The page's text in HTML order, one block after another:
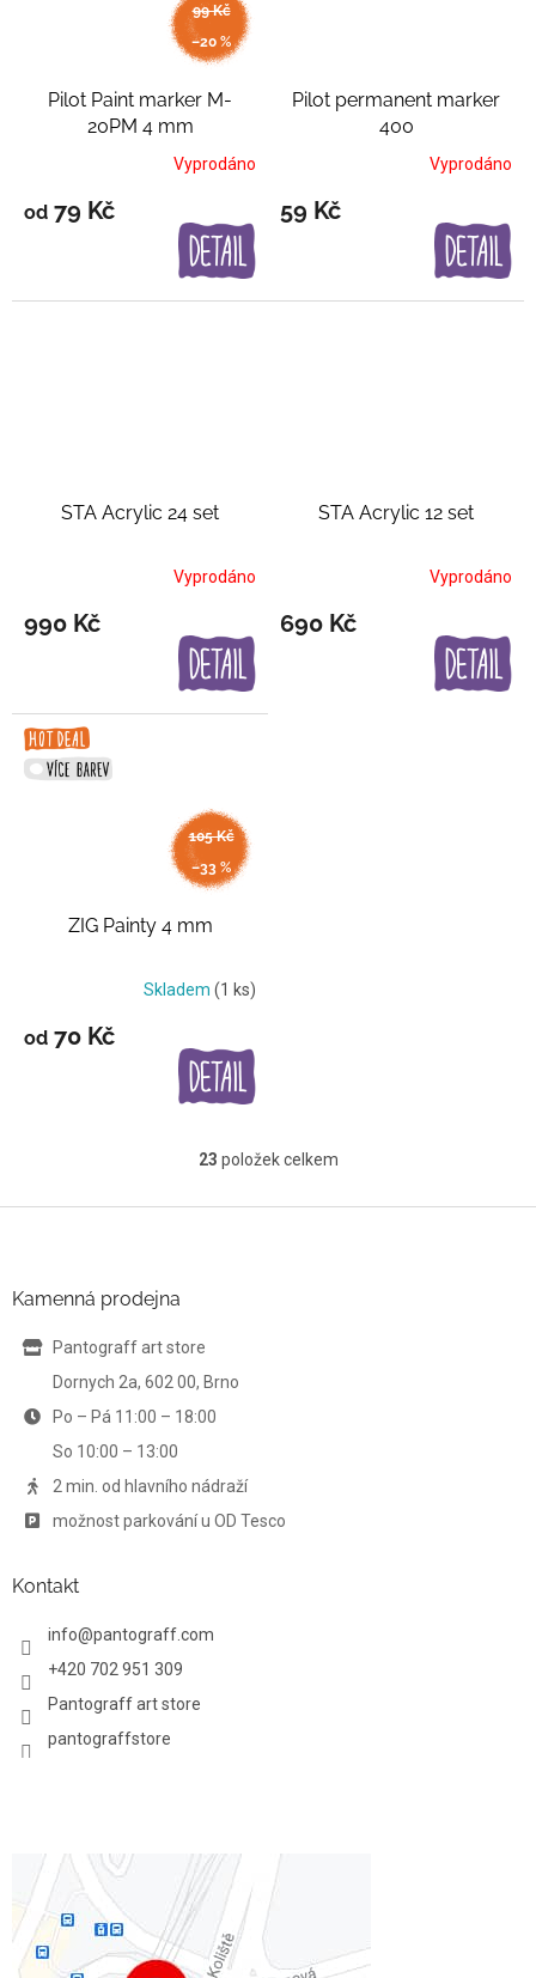
99 Kč
–20 %
Pilot Paint marker M-
20PM 4 mm
Vyprodáno
od 79 Kč
Pilot permanent marker
400
Vyprodáno
59 Kč
STA Acrylic 24 set
Vyprodáno
990 Kč
STA Acrylic 12 set
Vyprodáno
690 Kč
105 Kč
–33 %
ZIG Painty 4 mm
Skladem (1 ks)
od 70 Kč
O
l
i
23 položek celkem
Kamenná prodejna
Pantograff art store
Dornych 2a, 602 00, Brno
Po – Pá 11:00 – 18:00
So 10:00 – 13:00
2 min. od hlavního nádraží
možnost parkování u OD Tesco
Kontakt
info@pantograff.com
+420 702 951 309
Pantograff art store
pantograffstore